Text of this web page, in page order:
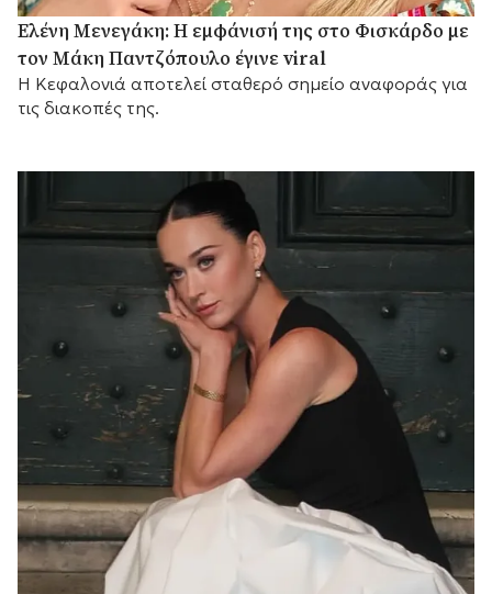
Ελένη Μενεγάκη: Η εμφάνισή της στο Φισκάρδο με
τον Μάκη Παντζόπουλο έγινε viral
Η Κεφαλονιά αποτελεί σταθερό σημείο αναφοράς για
τις διακοπές της.